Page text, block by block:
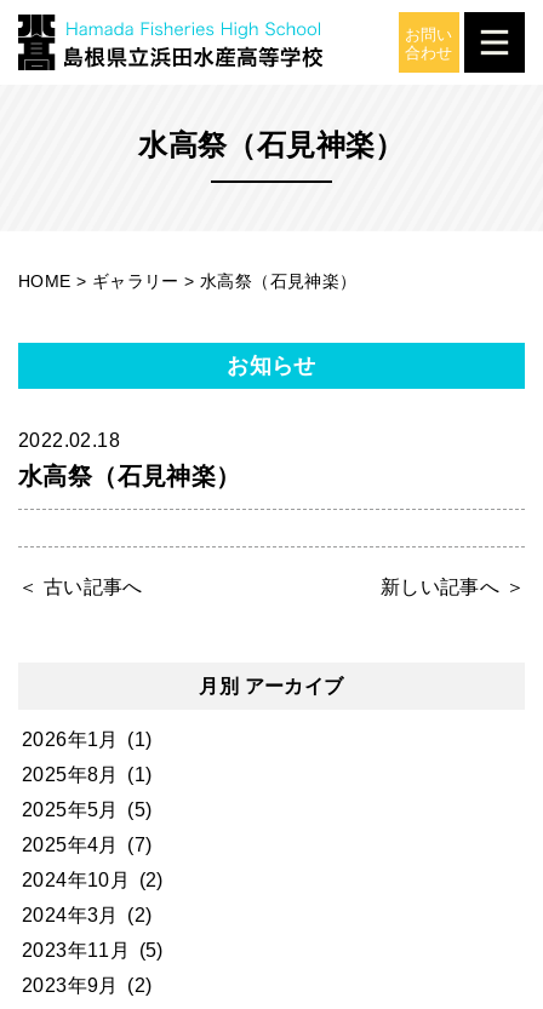
水高祭（石見神楽）
ギャラリー
HOME > ギャラリー >水高祭（石見神楽）
月別 アーカイブ
2026年1月
(1)
2025年8月
(1)
2025年5月
(5)
2025年4月
(7)
2024年10月
(2)
2024年3月
(2)
2023年11月
(5)
2023年9月
(2)
お知らせ
2022.02.18
水高祭（石見神楽）
＜ 古い記事へ 新しい記事へ ＞